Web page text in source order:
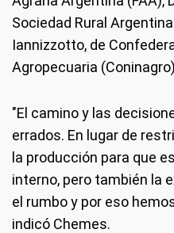
Sociedad Rural
Iannizzotto, de
Agropecuaria
"El camino y las
errados. En lugar de
la producción para que
interno, pero también la
el rumbo y por eso
indicó Chemes.